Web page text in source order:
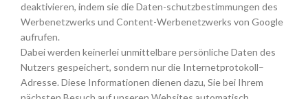
deaktivieren, indem sie die Daten-schutzbestimmungen des
Werbenetzwerks und Content-Werbenetzwerks von Google
aufrufen.
Dabei werden keinerlei unmittelbare persönliche Daten des
Nutzers gespeichert, sondern nur die Internetprotokoll–
Adresse. Diese Informationen dienen dazu, Sie bei Ihrem